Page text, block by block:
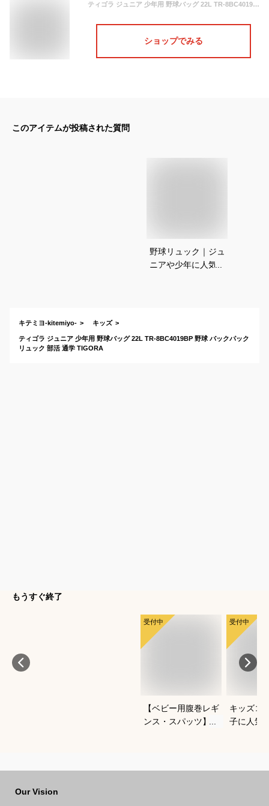
ティゴラ ジュニア 少年用 野球バッグ 22L TR-8BC4019BP 野球 バックパック リュック 部活 通学 TIGORA
ショップでみる
このアイテムが投稿された質問
野球リュック｜ジュ
ニアや少年に人気の
キテミヨ-kitemiyo- キッズ
ティゴラ ジュニア 少年用 野球バッグ 22L TR-8BC4019BP 野球 バックパック
リュック 部活 通学 TIGORA
もうすぐ終了
受付中
【ベビー用腹巻レギ
ンス・スパッツ】よ
受付中
キッズコ
子に人気
Our Vision